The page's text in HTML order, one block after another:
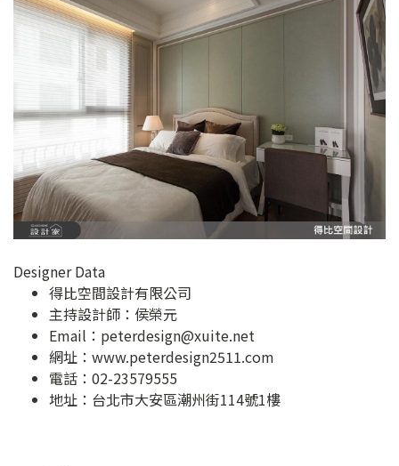
Designer Data
得比空間設計有限公司
主持設計師：侯榮元
Email： peterdesign@xuite.net
網址： www.peterdesign2511.com
電話：02-23579555
地址： 台北市大安區潮州街114號1樓